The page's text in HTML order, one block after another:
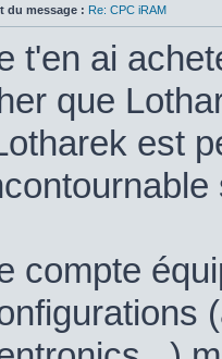
du message : Re: CPC iRAM
t'en ai
que
est
compte